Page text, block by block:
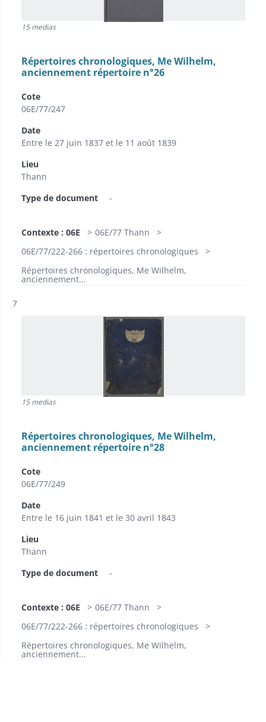
15 medias
Répertoires chronologiques, Me Wilhelm,
anciennement répertoire n°26
Cote
06E/77/247
Date
Entre le 27 juin 1837 et le 11 août 1839
Lieu
Thann
Type de document
-
Contexte : 06E
06E/77 Thann
06E/77/222-266 : répertoires chronologiques
Répertoires chronologiques, Me Wilhelm,
anciennement...
Résultat n°
7
15 medias
Répertoires chronologiques, Me Wilhelm,
anciennement répertoire n°28
Cote
06E/77/249
Date
Entre le 16 juin 1841 et le 30 avril 1843
Lieu
Thann
Type de document
-
Contexte : 06E
06E/77 Thann
06E/77/222-266 : répertoires chronologiques
Répertoires chronologiques, Me Wilhelm,
anciennement...